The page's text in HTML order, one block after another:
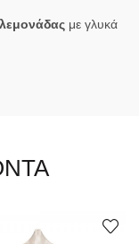
με γλυκά